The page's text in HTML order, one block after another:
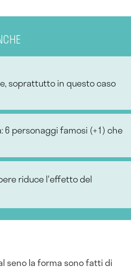
soprattutto in questo caso
6 personaggi famosi (+1) che
riduce l'effetto del
seno la forma sono fatti di